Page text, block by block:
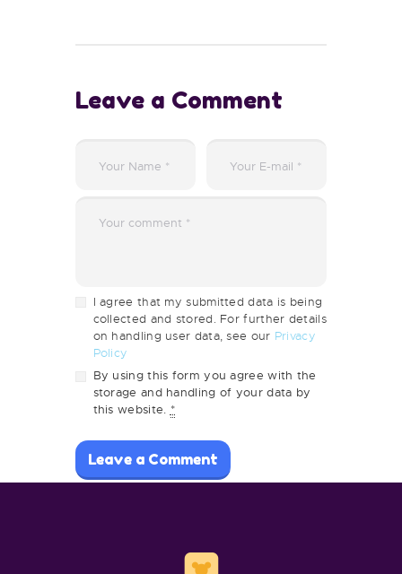
Leave a Comment
I agree that my submitted data is being
collected and stored. For further details
on handling user data, see our Privacy
Policy
By using this form you agree with the
storage and handling of your data by
this website. *